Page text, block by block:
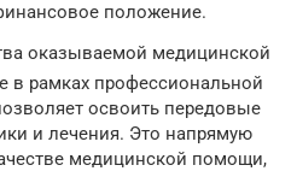
положение.
оказываемой медицинской
в рамках профессиональной
освоить передовые
и лечения. Это напрямую
медицинской помощи,